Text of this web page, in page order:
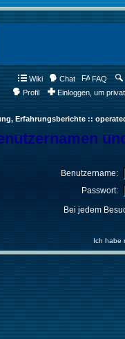
Wiki Chat FAQ
Profil
Einloggen, um
Erfahrungsberichte ::
Benutzername:
Passwort:
Bei jedem
Ich habe